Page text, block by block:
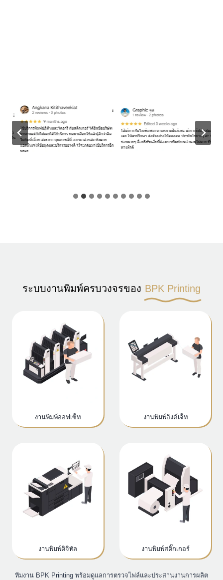
ระบบงานพิมพ์ครบวงจรของ BPK Printing
งานพิมพ์ออฟเซ็ท งานพิมพ์อิงค์เจ็ท
งานพิมพ์ดิจิทัล งานพิมพ์สติ๊กเกอร์
ทีมงาน BPK Printing พร้อมดูแลการตรวจไฟล์และประสานงานการผลิต